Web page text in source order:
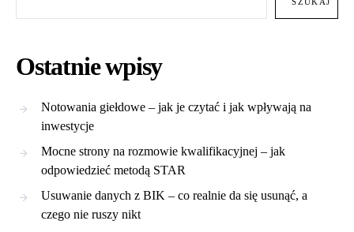
Ostatnie wpisy
Notowania giełdowe – jak je czytać i jak wpływają na
inwestycje
Mocne strony na rozmowie kwalifikacyjnej – jak
odpowiedzieć metodą STAR
Usuwanie danych z BIK – co realnie da się usunąć, a
czego nie ruszy nikt